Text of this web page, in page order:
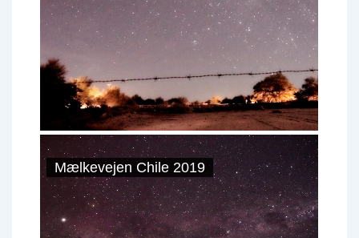
Mælkevejen Chile 2019